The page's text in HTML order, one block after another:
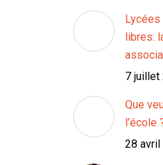
libres:
7 juillet
Que
l’école
28 avril